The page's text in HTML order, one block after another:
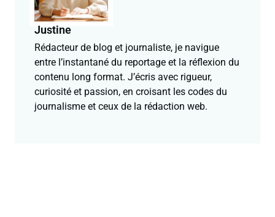
Justine
Rédacteur de blog et journaliste, je navigue
entre l’instantané du reportage et la réflexion du
contenu long format. J’écris avec rigueur,
curiosité et passion, en croisant les codes du
journalisme et ceux de la rédaction web.